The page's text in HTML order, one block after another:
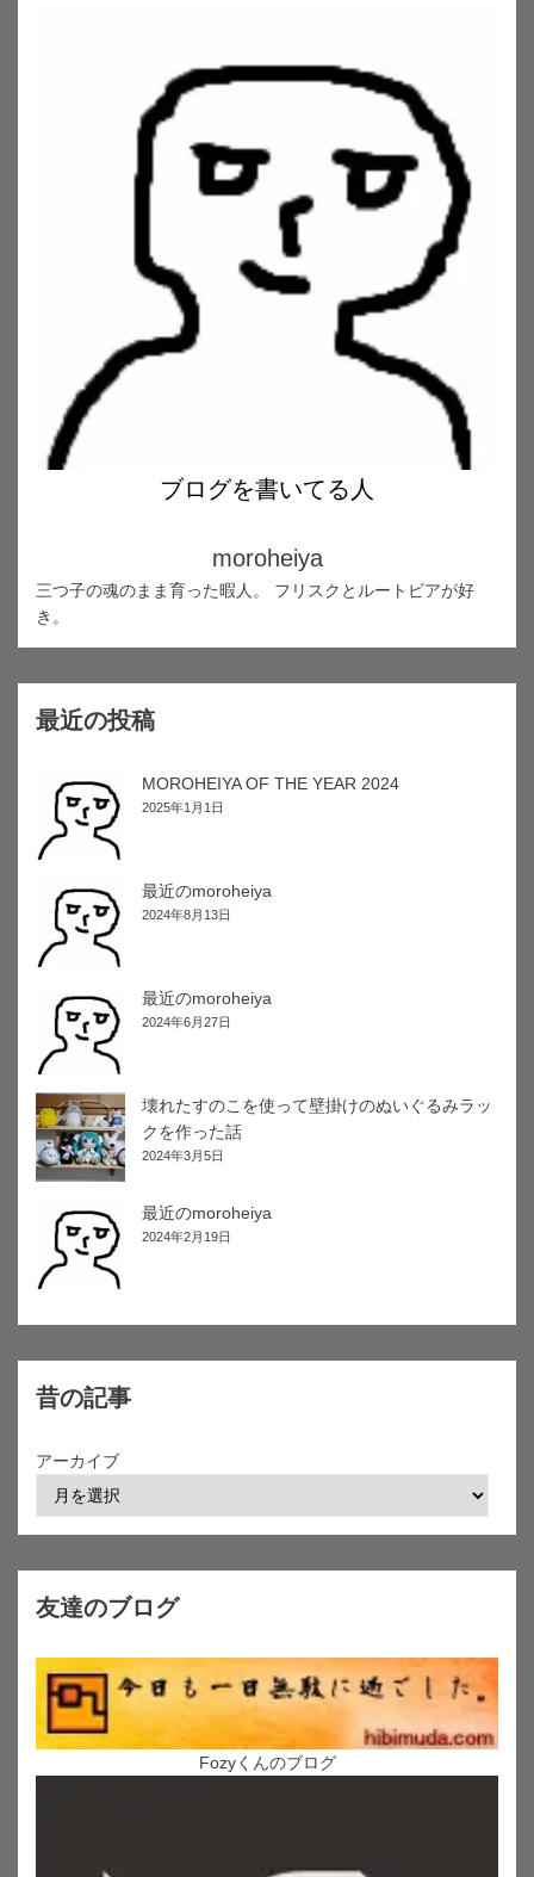
ブログを書いてる人
moroheiya
三つ子の魂のまま育った暇人。 フリスクとルートビアが好
き。
最近の投稿
MOROHEIYA OF THE YEAR 2024
2025年1月1日
最近のmoroheiya
2024年8月13日
最近のmoroheiya
2024年6月27日
壊れたすのこを使って壁掛けのぬいぐるみラッ
クを作った話
2024年3月5日
最近のmoroheiya
2024年2月19日
昔の記事
アーカイブ
友達のブログ
Fozyくんのブログ